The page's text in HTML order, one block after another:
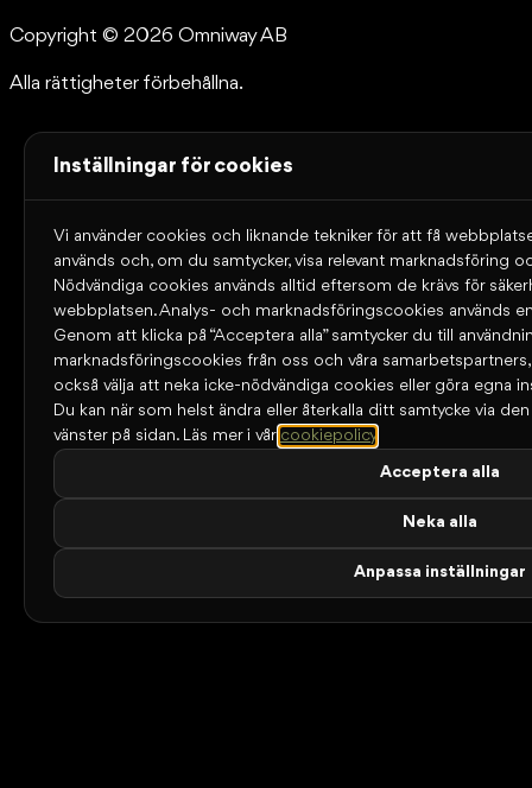
Copyright © 2026 Omniway AB
Alla rättigheter förbehållna.
Inställningar för cookies
Vi använder cookies och liknande tekniker för att få
används och, om du samtycker, visa relevant marknadsföring
Nödvändiga cookies används alltid eftersom de krävs för
webbplatsen. Analys- och marknadsföringscookies används
Genom att klicka på “Acceptera alla” samtycker du till
marknadsföringscookies från oss och våra
också välja att neka icke-nödvändiga cookies eller göra egna
Du kan när som helst ändra eller återkalla ditt samtycke via
vänster på sidan. Läs mer i vår cookiepolicy
Acceptera alla
Neka alla
Anpassa inställningar